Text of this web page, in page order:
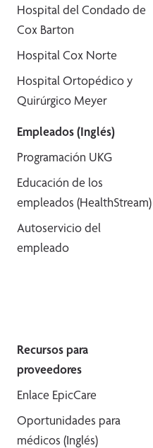
Hospital del Condado de
Cox Barton
Hospital Cox Norte
Hospital Ortopédico y
Quirúrgico Meyer
Empleados (Inglés)
Programación UKG
Educación de los
empleados (HealthStream)
Autoservicio del
empleado
Recursos para
proveedores
Enlace EpicCare
Oportunidades para
médicos (Inglés)